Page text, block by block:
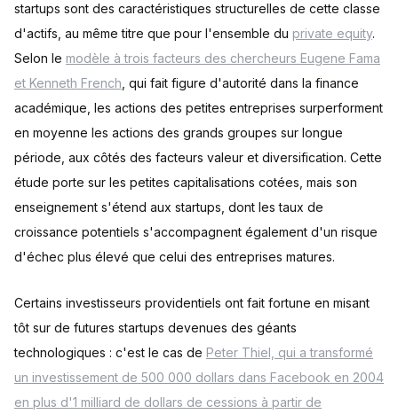
startups sont des caractéristiques structurelles de cette classe
d'actifs, au même titre que pour l'ensemble du private equity.
Selon le modèle à trois facteurs des chercheurs Eugene Fama
et Kenneth French , qui fait figure d'autorité dans la finance
académique, les actions des petites entreprises surperforment
en moyenne les actions des grands groupes sur longue
période, aux côtés des facteurs valeur et diversification. Cette
étude porte sur les petites capitalisations cotées, mais son
enseignement s'étend aux startups, dont les taux de
croissance potentiels s'accompagnent également d'un risque
d'échec plus élevé que celui des entreprises matures.
Certains investisseurs providentiels ont fait fortune en misant
tôt sur de futures startups devenues des géants
technologiques : c'est le cas de Peter Thiel, qui a transformé
un investissement de 500 000 dollars dans Facebook en 2004
en plus d'1 milliard de dollars de cessions à partir de